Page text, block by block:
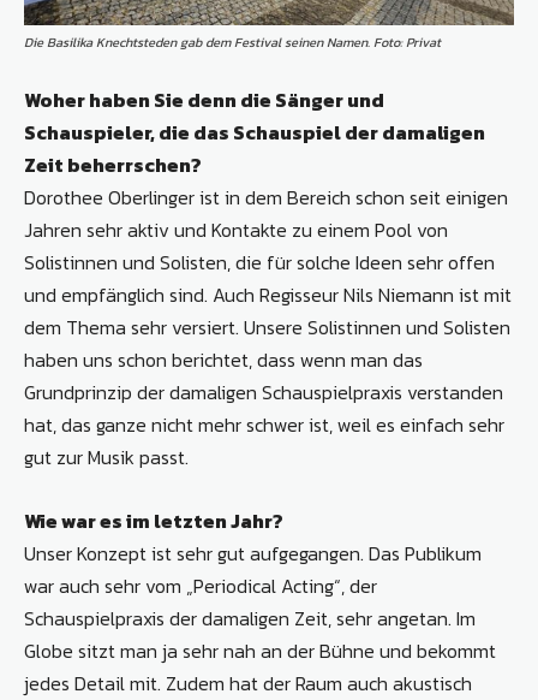
Die Basilika Knechtsteden gab dem Festival seinen Namen. Foto: Privat
Woher haben Sie denn die Sänger und
Schauspieler, die das Schauspiel der damaligen
Zeit beherrschen?
Dorothee Oberlinger ist in dem Bereich schon seit einigen
Jahren sehr aktiv und Kontakte zu einem Pool von
Solistinnen und Solisten, die für solche Ideen sehr offen
und empfänglich sind. Auch Regisseur Nils Niemann ist mit
dem Thema sehr versiert. Unsere Solistinnen und Solisten
haben uns schon berichtet, dass wenn man das
Grundprinzip der damaligen Schauspielpraxis verstanden
hat, das ganze nicht mehr schwer ist, weil es einfach sehr
gut zur Musik passt.
Wie war es im letzten Jahr?
Unser Konzept ist sehr gut aufgegangen. Das Publikum
war auch sehr vom „Periodical Acting“, der
Schauspielpraxis der damaligen Zeit, sehr angetan. Im
Globe sitzt man ja sehr nah an der Bühne und bekommt
jedes Detail mit. Zudem hat der Raum auch akustisch